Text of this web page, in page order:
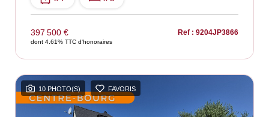
397 500 €
dont 4.61% TTC d'honoraires
Ref : 9204JP3866
10 PHOTO(S) FAVORIS